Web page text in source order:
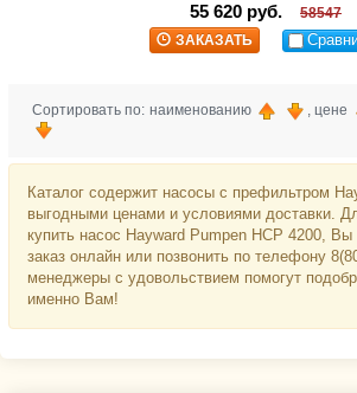
55 620 руб.
58547
ЗАКАЗАТЬ
Сортировать по: наименованию , цене
Каталог содержит насосы с префильтром
выгодными ценами и условиями доставки.
купить насос Hayward Pumpen HCP 4200,
заказ онлайн или позвонить по телефону
менеджеры с удовольствием помогут
именно Вам!